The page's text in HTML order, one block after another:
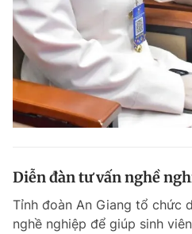
Đọc Thanh Niên trên điện thoại
Hotline
0906 645 777
Diễn đàn tư vấn nghề
Tỉnh đoàn An Giang tổ chức
nghề nghiệp để giúp sinh